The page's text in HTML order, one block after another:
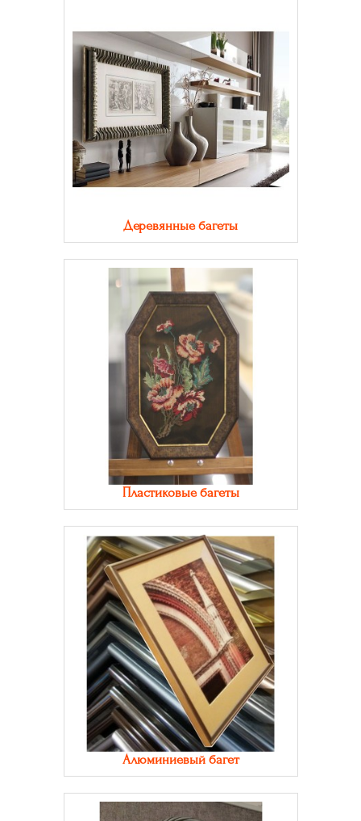
Деревянные багеты
Пластиковые багеты
Алюминиевый багет